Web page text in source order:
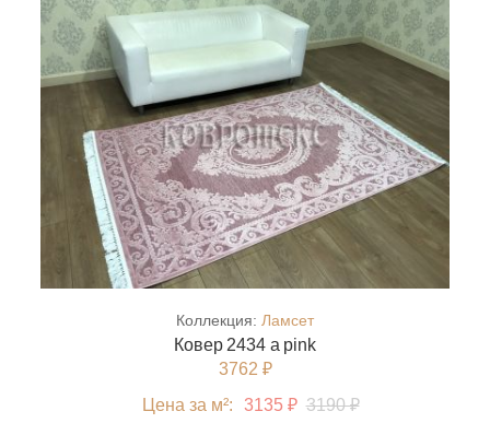
Коллекция: Ламсет
Ковер 2434 a pink
3762 ₽
Цена за м²:
3135 ₽ 3190 ₽